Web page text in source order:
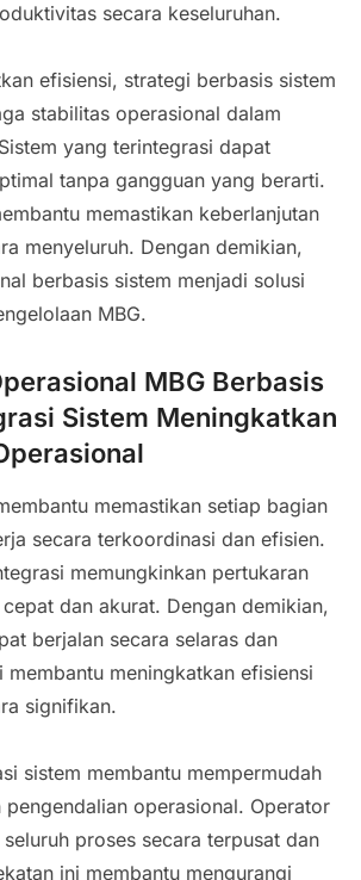
secara keseluruhan.
efisiensi, strategi berbasis sistem
stabilitas operasional dalam
yang terintegrasi dapat
tanpa gangguan yang berarti.
memastikan keberlanjutan
menyeluruh. Dengan demikian,
berbasis sistem menjadi solusi
MBG.
MBG Berbasis
Sistem Meningkatkan
memastikan setiap bagian
secara terkoordinasi dan efisien.
memungkinkan pertukaran
dan akurat. Dengan demikian,
berjalan secara selaras dan
meningkatkan efisiensi
signifikan.
sistem membantu mempermudah
pengendalian operasional. Operator
proses secara terpusat dan
ini membantu mengurangi